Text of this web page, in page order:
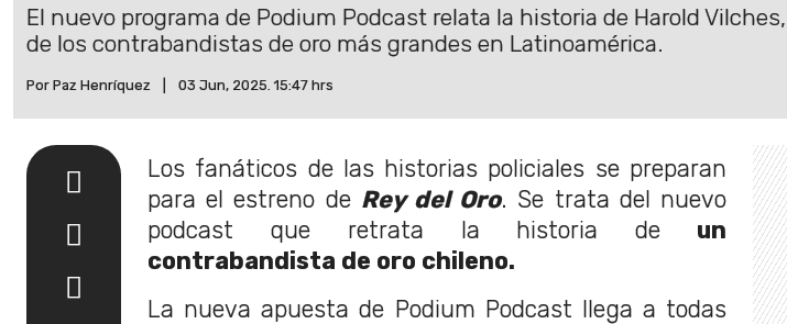
El nuevo programa de Podium Podcast relata la historia de Harold
de los contrabandistas de oro más grandes en Latinoamérica.
Por Paz Henríquez 03 Jun, 2025. 15:47 hrs
Los fanáticos de las historias policiales se preparan
para el estreno de Rey del Oro. Se trata del nuevo
podcast que retrata la historia de un
contrabandista de oro chileno.
La nueva apuesta de Podium Podcast llega a todas